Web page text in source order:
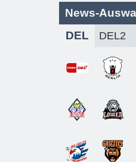
News-
DEL